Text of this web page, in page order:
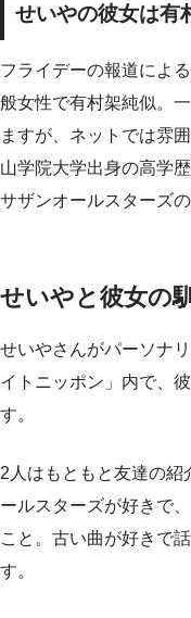
せいやの彼女は有
フライデーの報道によ
般女性で有村架純似。
ますが、ネットでは雰
山学院大学出身の高学
サザンオールスターズ
せいやと彼女の
せいやさんがパーソナ
イトニッポン」内で、
す。
2人はもともと友達の紹
ールスターズが好きで
こと。古い曲が好きで
す。